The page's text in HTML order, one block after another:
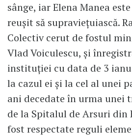
sânge, iar Elena Manea
reușit să supraviețuiască.
Colectiv cerut de fostul
Vlad Voiculescu, și
instituției cu data de 3
la cazul ei și la cel al unei
ani decedate în urma unei
de la Spitalul de Arsuri din
fost respectate reguli